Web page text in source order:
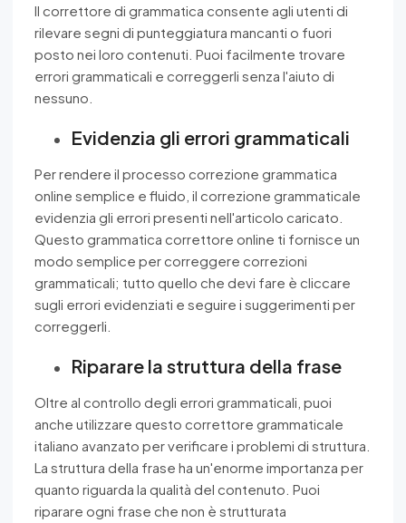
Il correttore di grammatica consente agli utenti di
rilevare segni di punteggiatura mancanti o fuori
posto nei loro contenuti. Puoi facilmente trovare
errori grammaticali e correggerli senza l'aiuto di
nessuno.
Evidenzia gli errori grammaticali
Per rendere il processo correzione grammatica
online semplice e fluido, il correzione grammaticale
evidenzia gli errori presenti nell'articolo caricato.
Questo grammatica correttore online ti fornisce un
modo semplice per correggere correzioni
grammaticali; tutto quello che devi fare è cliccare
sugli errori evidenziati e seguire i suggerimenti per
correggerli.
Riparare la struttura della frase
Oltre al controllo degli errori grammaticali, puoi
anche utilizzare questo correttore grammaticale
italiano avanzato per verificare i problemi di struttura.
La struttura della frase ha un'enorme importanza per
quanto riguarda la qualità del contenuto. Puoi
riparare ogni frase che non è strutturata